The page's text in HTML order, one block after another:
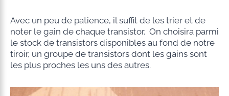
Avec un peu de patience, il suffit de les trier et de
noter le gain de chaque transistor. On choisira parmi
le stock de transistors disponibles au fond de notre
tiroir, un groupe de transistors dont les gains sont
les plus proches les uns des autres.